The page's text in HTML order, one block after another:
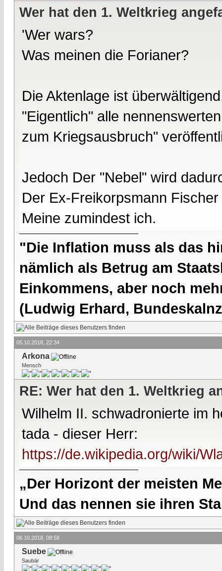
Wer hat den 1. Weltkrieg
'Wer wars?
Was meinen die Forianer?
Die Aktenlage ist
"Eigentlich" alle
zum Kriegsausbruch"
Jedoch Der "Nebel" wird
Der Ex-Freikorpsmann
Meine zumindest ich.
"Die Inflation muss als das
nämlich als Betrug am
Einkommens, aber noch
(Ludwig Erhard,
05.10.2018, 22:34
Arkona
Mensch
RE: Wer hat den 1. Weltkrieg
Wilhelm II. schwadronierte im
tada - dieser Herr:
https://de.wikipedia.org/wiki/
„Der Horizont der meisten
Und das nennen sie ihren
06.10.2018, 08:58
Suebe
Saubär